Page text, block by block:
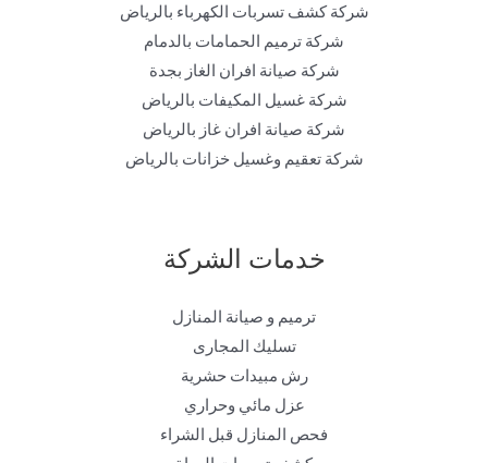
شركة كشف تسربات الكهرباء بالرياض
شركة ترميم الحمامات بالدمام
شركة صيانة افران الغاز بجدة
شركة غسيل المكيفات بالرياض
شركة صيانة افران غاز بالرياض
شركة تعقيم وغسيل خزانات بالرياض
خدمات الشركة
ترميم و صيانة المنازل
تسليك المجارى
رش مبيدات حشرية
عزل مائي وحراري
فحص المنازل قبل الشراء